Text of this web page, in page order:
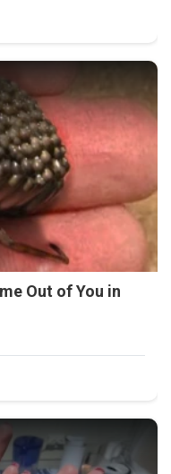
Out of You in